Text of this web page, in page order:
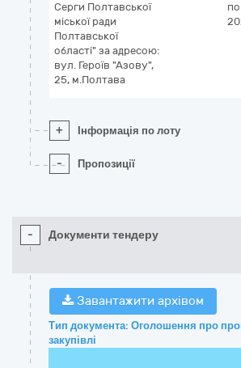
Серги Полтавської
міської ради
Полтавської
області" за адресою:
вул. Героїв "Азову",
25, м.Полтава
+ Інформація по лоту
- Пропозиції
- Документи тендеру
Завантажити архівом
Тип документа: Оголошення про
закупівлі